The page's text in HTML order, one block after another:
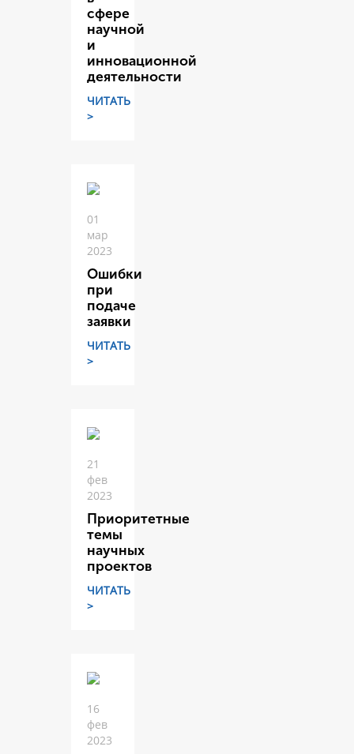
сфере
научной
и
инновационной
деятельности
ЧИТАТЬ
>
01
мар
2023
Ошибки
при
подаче
заявки
ЧИТАТЬ
>
21
фев
2023
Приоритетные
темы
научных
проектов
ЧИТАТЬ
>
16
фев
2023